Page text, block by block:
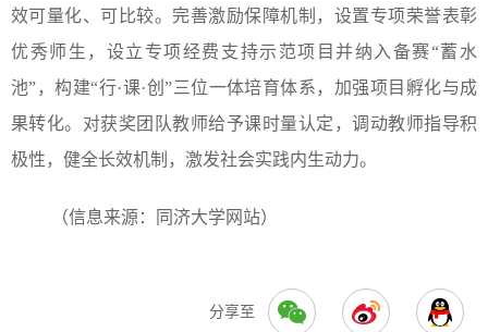
效可量化、可比较。完善激励保障机制，设置专项荣誉表彰
优秀师生，设立专项经费支持示范项目并纳入备赛“蓄水
池”，构建“行·课·创”三位一体培育体系，加强项目孵化与成
果转化。对获奖团队教师给予课时量认定，调动教师指导积
极性，健全长效机制，激发社会实践内生动力。
（信息来源：同济大学网站）
分享至